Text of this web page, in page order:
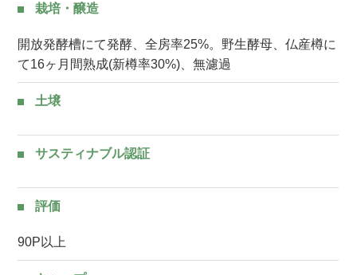
栽培・醸造
開放発酵槽にて発酵、全房率25%。野生酵母、仏産樽に
て16ヶ月間熟成(新樽率30%)、無濾過
土壌
サスティナブル認証
評価
90P以上